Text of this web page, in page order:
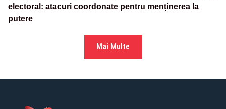
electoral: atacuri coordonate pentru menținerea la
putere
Mai Multe